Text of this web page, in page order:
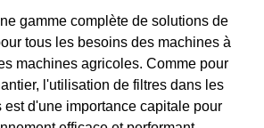
gamme complète de solutions de
tous les besoins des machines à
machines agricoles. Comme pour
l'utilisation de filtres dans les
d'une importance capitale pour